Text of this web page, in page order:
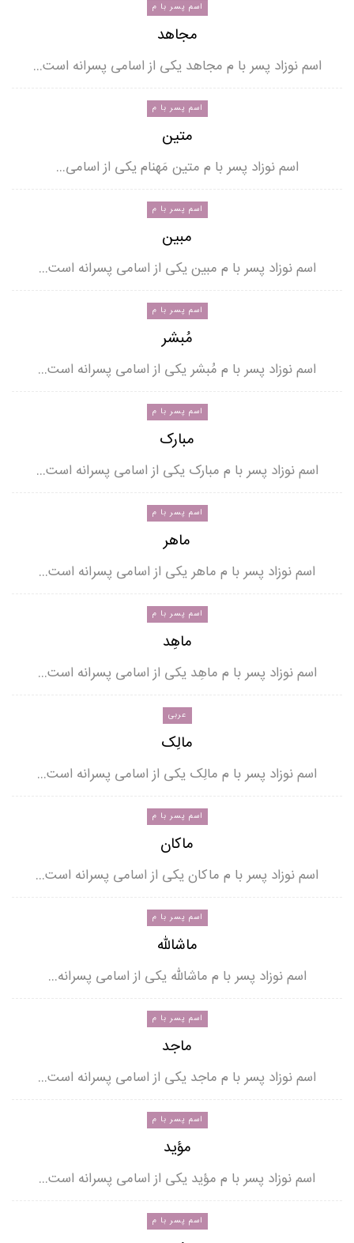
اسم پسر با م
مجاهد
اسم نوزاد پسر با م مجاهد یکی از اسامی پسرانه است…
اسم پسر با م
متین
اسم نوزاد پسر با م متین مَهنام یکی از اسامی…
اسم پسر با م
مبین
اسم نوزاد پسر با م مبین یکی از اسامی پسرانه است…
اسم پسر با م
مُبشر
اسم نوزاد پسر با م مُبشر یکی از اسامی پسرانه است…
اسم پسر با م
مبارک
اسم نوزاد پسر با م مبارک یکی از اسامی پسرانه است…
اسم پسر با م
ماهر
اسم نوزاد پسر با م ماهر یکی از اسامی پسرانه است…
اسم پسر با م
ماهِد
اسم نوزاد پسر با م ماهِد یکی از اسامی پسرانه است…
عربی
مالِک
اسم نوزاد پسر با م مالِک یکی از اسامی پسرانه است…
اسم پسر با م
ماکان
اسم نوزاد پسر با م ماکان یکی از اسامی پسرانه است…
اسم پسر با م
ماشالله
اسم نوزاد پسر با م ماشالله یکی از اسامی پسرانه…
اسم پسر با م
ماجد
اسم نوزاد پسر با م ماجد یکی از اسامی پسرانه است…
اسم پسر با م
مؤید
اسم نوزاد پسر با م مؤید یکی از اسامی پسرانه است…
اسم پسر با م